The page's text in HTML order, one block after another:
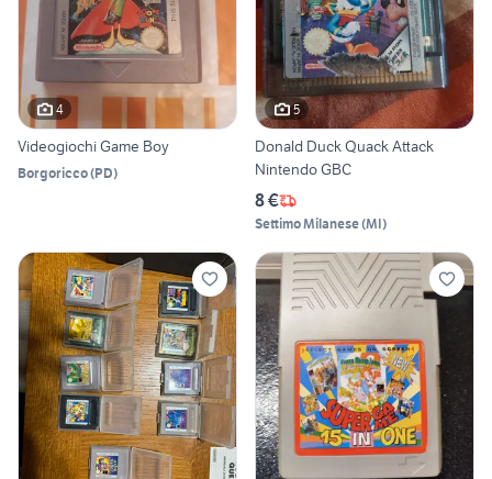
4
Videogiochi Game Boy
Borgoricco(PD)
5
Donald Duck Quack Attack
Nintendo GBC
8 €
Settimo Milanese(MI)